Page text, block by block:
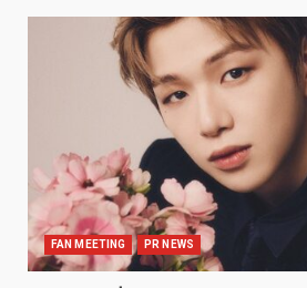
FAN MEETING PR NEWS